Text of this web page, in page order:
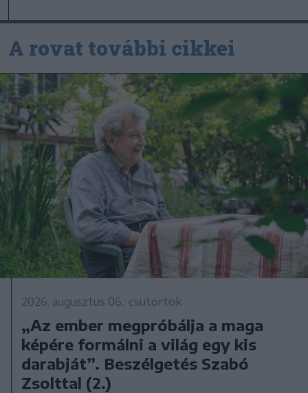
A rovat további cikkei
2026. augusztus 06., csütörtök
„Az ember megpróbálja a maga
képére formálni a világ egy kis
darabját”. Beszélgetés Szabó
Zsolttal (2.)